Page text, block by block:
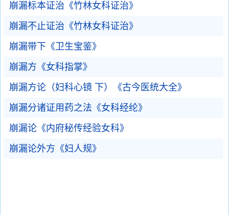
崩漏标本证治《竹林女科证治》
崩漏不止证治《竹林女科证治》
崩漏带下《卫生宝鉴》
崩漏方《女科指掌》
崩漏方论（妇科心镜 下）《古今医统大全》
崩漏分诸证用药之法《女科经纶》
崩漏论《内府秘传经验女科》
崩漏论外方《妇人规》